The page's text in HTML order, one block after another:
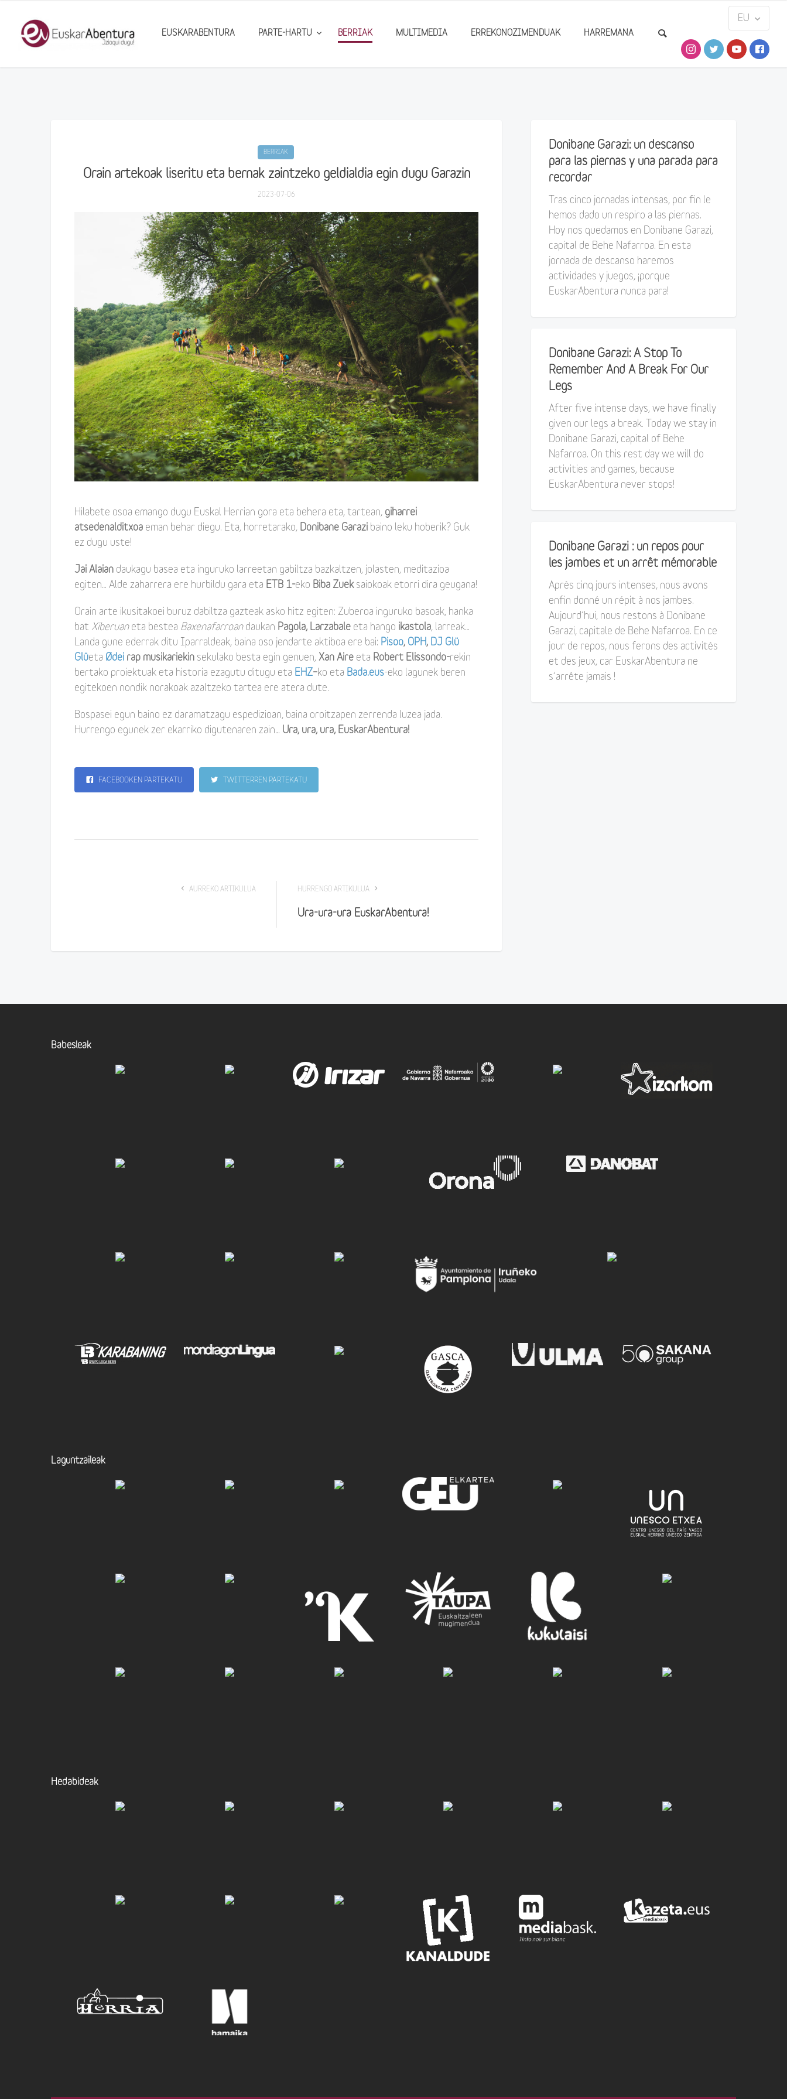
EUSKARABENTURA PARTE-HARTU BERRIAK MULTIMEDIA ERREKONOZIMENDUAK HARREMANA
BERRIAK
Orain artekoak liseritu eta bernak zaintzeko geldialdia egin dugu Garazin
2023-07-06
Hilabete osoa emango dugu Euskal Herrian gora eta behera eta, tartean, giharrei
atsedenalditxoa eman behar diegu. Eta, horretarako, Donibane Garazi baino leku hoberik? Guk
ez dugu uste!
Jai Alaian daukagu basea eta inguruko larreetan gabiltza bazkaltzen, jolasten, meditazioa
egiten… Alde zaharrera ere hurbildu gara eta ETB 1-eko Biba Zueksaiokoak etorri dira geugana!
Orain arte ikusitakoei buruz dabiltza gazteak asko hitz egiten: Zuberoa inguruko basoak, hanka
bat Xiberuaneta bestea Baxenafarroandaukan Pagola, Larzabale eta hango ikastola, larreak…
Landa gune ederrak ditu Iparraldeak, baina oso jendarte aktiboa ere bai: Pisoo, OPH, DJ Glü
Glüeta Ødei rap musikariekin sekulako besta egin genuen, Xan Aire eta Robert Elissondo-rekin
bertako proiektuak eta historia ezagutu ditugu eta EHZ–ko eta Bada.eus-eko lagunek beren
egitekoen nondik norakoak azaltzeko tartea ere atera dute.
Bospasei egun baino ez daramatzagu espedizioan, baina oroitzapen zerrenda luzea jada.
Hurrengo egunek zer ekarriko digutenaren zain… Ura, ura, ura, EuskarAbentura!
FACEBOOKEN PARTEKATU TWITTERREN PARTEKATU
AURREKO ARTIKULUA HURRENGO ARTIKULUA
Ura-ura-ura EuskarAbentura!
Donibane Garazi: un descanso
para las piernas y una parada para
recordar
Tras cinco jornadas intensas, por fin le
hemos dado un respiro a las piernas.
Hoy nos quedamos en Donibane Garazi,
capital de Behe Nafarroa. En esta
jornada de descanso haremos
actividades y juegos, ¡porque
EuskarAbentura nunca para!
Donibane Garazi: A Stop To
Remember And A Break For Our
Legs
After five intense days, we have finally
given our legs a break. Today we stay in
Donibane Garazi, capital of Behe
Nafarroa. On this rest day we will do
activities and games, because
EuskarAbentura never stops!
Donibane Garazi : un repos pour
les jambes et un arrêt mémorable
Après cinq jours intenses, nous avons
enfin donné un répit à nos jambes.
Aujourd’hui, nous restons à Donibane
Garazi, capitale de Behe Nafarroa. En ce
jour de repos, nous ferons des activités
et des jeux, car EuskarAbentura ne
s’arrête jamais !
Babesleak
Laguntzaileak
Hedabideak